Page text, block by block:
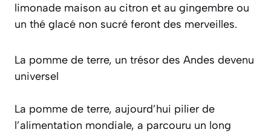
limonade maison au citron et au gingembre ou
un thé glacé non sucré feront des merveilles.
La pomme de terre, un trésor des Andes devenu
universel
La pomme de terre, aujourd’hui pilier de
l’alimentation mondiale, a parcouru un long